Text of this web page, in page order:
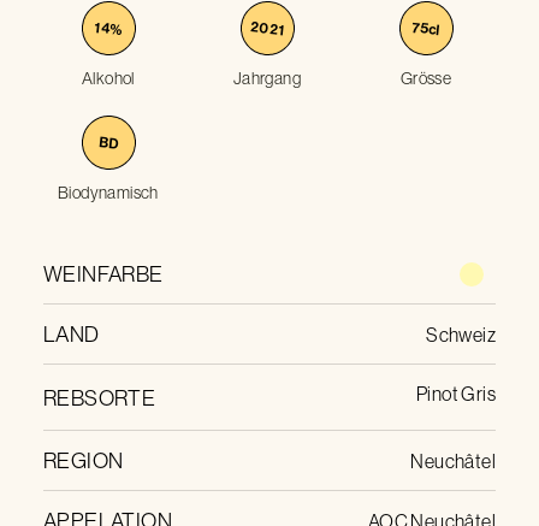
14%
Alkohol
2021
Jahrgang
75cl
Grösse
BD
Biodynamisch
WEINFARBE
LAND Schweiz
REBSORTE Pinot Gris
REGION Neuchâtel
AOC Neuchâtel